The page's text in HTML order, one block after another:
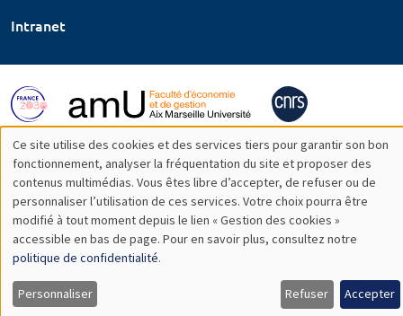
Intranet
Utilisation
des
données
personnelles
et
Ce site utilise des cookies et des services tiers pour garantir son bon
fonctionnement, analyser la fréquentation du site et proposer des
contenus multimédias. Vous êtes libre d’accepter, de refuser ou de
personnaliser l’utilisation de ces services. Votre choix pourra être
modifié à tout moment depuis le lien « Gestion des cookies »
accessible en bas de page. Pour en savoir plus, consultez notre
politique de confidentialité.
Personnaliser Refuser Accepter